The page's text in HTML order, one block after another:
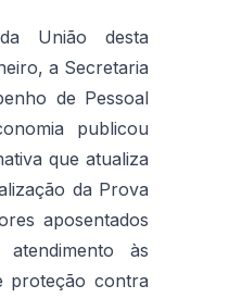
União desta
a Secretaria
de Pessoal
publicou
que atualiza
da Prova
aposentados
às
proteção contra